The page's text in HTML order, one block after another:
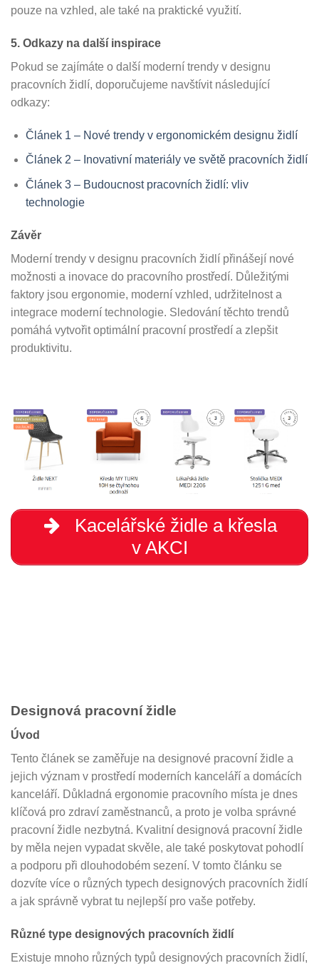
pouze na vzhled, ale také na praktické využití.
5. Odkazy na další inspirace
Pokud se zajímáte o další moderní trendy v designu
pracovních židlí, doporučujeme navštívit následující
odkazy:
Článek 1 – Nové trendy v ergonomickém designu židlí
Článek 2 – Inovativní materiály ve světě pracovních židlí
Článek 3 – Budoucnost pracovních židlí: vliv
technologie
Závěr
Moderní trendy v designu pracovních židlí přinášejí nové
možnosti a inovace do pracovního prostředí. Důležitými
faktory jsou ergonomie, moderní vzhled, udržitelnost a
integrace moderní technologie. Sledování těchto trendů
pomáhá vytvořit optimální pracovní prostředí a zlepšit
produktivitu.
Kacelářské židle a křesla
v AKCI
Designová pracovní židle
Úvod
Tento článek se zaměřuje na designové pracovní židle a
jejich význam v prostředí moderních kanceláří a domácích
kanceláří. Důkladná ergonomie pracovního místa je dnes
klíčová pro zdraví zaměstnanců, a proto je volba správné
pracovní židle nezbytná. Kvalitní designová pracovní židle
by měla nejen vypadat skvěle, ale také poskytovat pohodlí
a podporu při dlouhodobém sezení. V tomto článku se
dozvíte více o různých typech designových pracovních židlí
a jak správně vybrat tu nejlepší pro vaše potřeby.
Různé type designových pracovních židlí
Existuje mnoho různých typů designových pracovních židlí,